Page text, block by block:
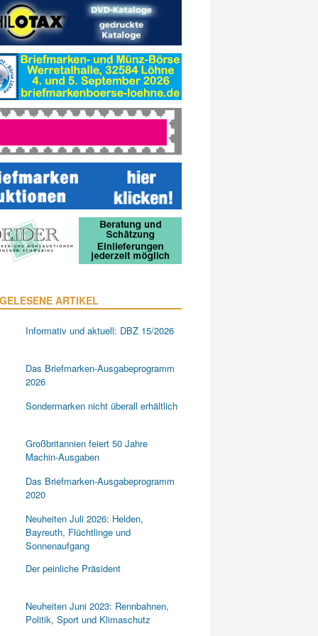
ARTIKEL
Informativ und aktuell: DBZ 15/2026
Das Briefmarken-Ausgabeprogramm
2026
Sondermarken nicht überall erhältlich
Großbritannien feiert 50 Jahre
Machin-Ausgaben
Das Briefmarken-Ausgabeprogramm
2020
Neuheiten Juli 2026: Helden,
Bayreuth, Flüchtlinge und
Sonnenaufgang
Der peinliche Präsident
Neuheiten Juni 2023: Rennbahnen,
Politik, Sport und Klimaschutz